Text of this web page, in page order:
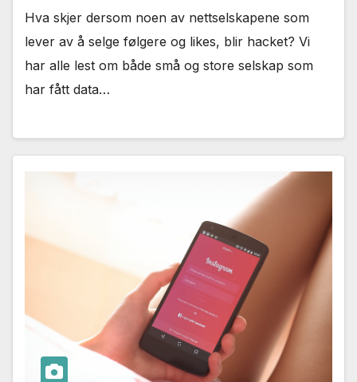
Hva skjer dersom noen av nettselskapene som
lever av å selge følgere og likes, blir hacket? Vi
har alle lest om både små og store selskap som
har fått data…